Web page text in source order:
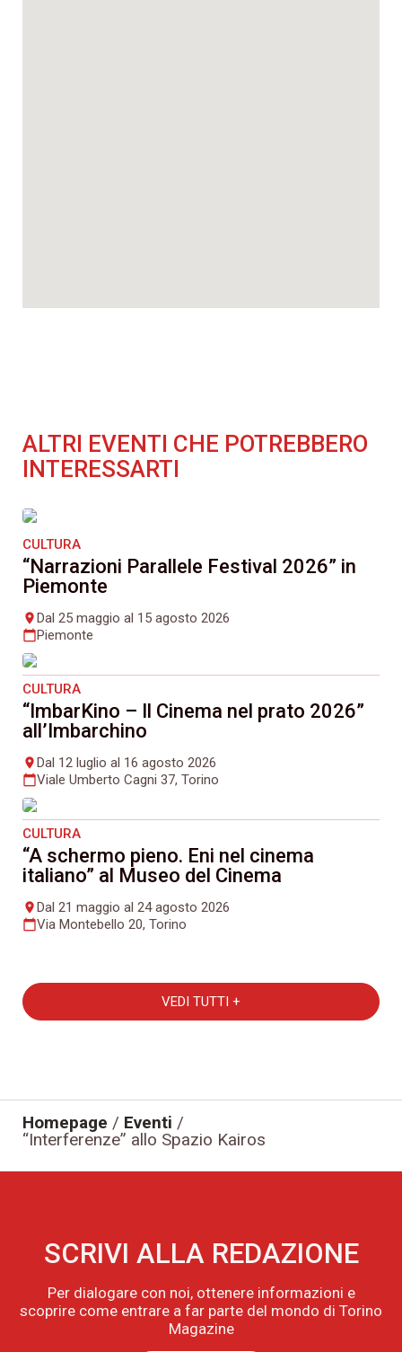
ALTRI EVENTI CHE POTREBBERO
INTERESSARTI
CULTURA
“Narrazioni Parallele Festival 2026” in
Piemonte
placeDal 25 maggio al 15 agosto 2026
calendar_todayPiemonte
CULTURA
“ImbarKino – Il Cinema nel prato 2026”
all’Imbarchino
placeDal 12 luglio al 16 agosto 2026
calendar_todayViale Umberto Cagni 37, Torino
CULTURA
“A schermo pieno. Eni nel cinema
italiano” al Museo del Cinema
placeDal 21 maggio al 24 agosto 2026
calendar_todayVia Montebello 20, Torino
VEDI TUTTI +
Homepage / Eventi /
“Interferenze” allo Spazio Kairos
SCRIVI ALLA REDAZIONE
Per dialogare con noi, ottenere informazioni e
scoprire come entrare a far parte del mondo di Torino
Magazine